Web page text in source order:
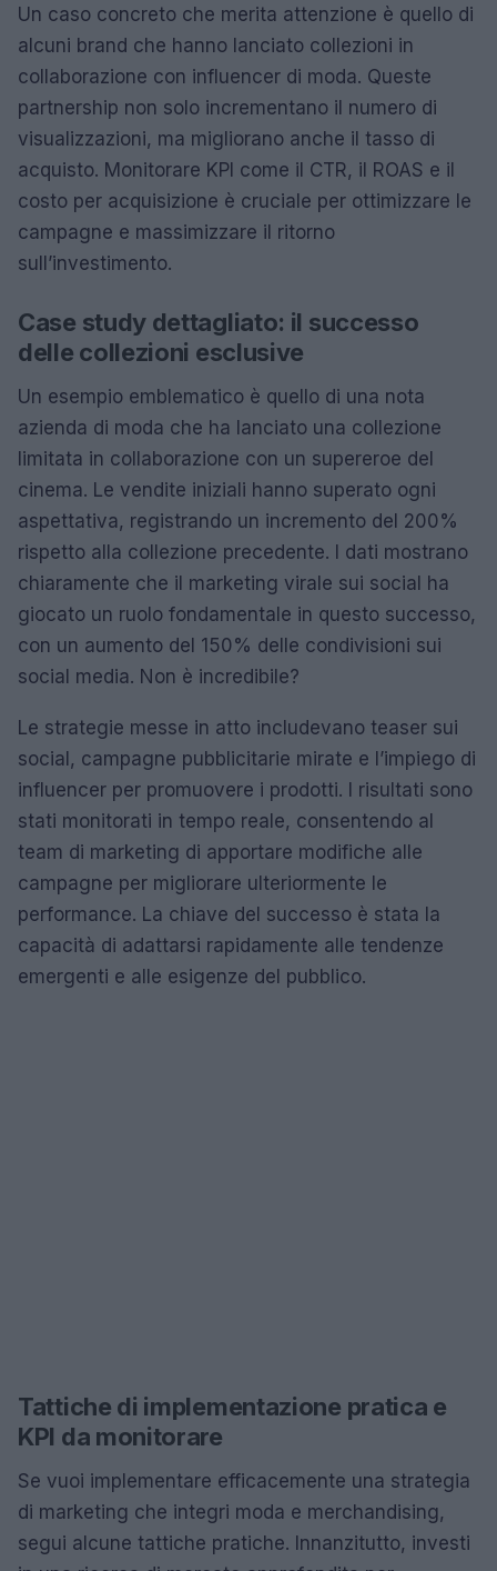
Un caso concreto che merita attenzione è quello di
alcuni brand che hanno lanciato collezioni in
collaborazione con influencer di moda. Queste
partnership non solo incrementano il numero di
visualizzazioni, ma migliorano anche il tasso di
acquisto. Monitorare KPI come il CTR, il ROAS e il
costo per acquisizione è cruciale per ottimizzare le
campagne e massimizzare il ritorno
sull’investimento.
Case study dettagliato: il successo
delle collezioni esclusive
Un esempio emblematico è quello di una nota
azienda di moda che ha lanciato una collezione
limitata in collaborazione con un supereroe del
cinema. Le vendite iniziali hanno superato ogni
aspettativa, registrando un incremento del 200%
rispetto alla collezione precedente. I dati mostrano
chiaramente che il marketing virale sui social ha
giocato un ruolo fondamentale in questo successo,
con un aumento del 150% delle condivisioni sui
social media. Non è incredibile?
Le strategie messe in atto includevano teaser sui
social, campagne pubblicitarie mirate e l’impiego di
influencer per promuovere i prodotti. I risultati sono
stati monitorati in tempo reale, consentendo al
team di marketing di apportare modifiche alle
campagne per migliorare ulteriormente le
performance. La chiave del successo è stata la
capacità di adattarsi rapidamente alle tendenze
emergenti e alle esigenze del pubblico.
Tattiche di implementazione pratica e
KPI da monitorare
Se vuoi implementare efficacemente una strategia
di marketing che integri moda e merchandising,
segui alcune tattiche pratiche. Innanzitutto, investi